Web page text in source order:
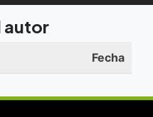
autor
Fecha